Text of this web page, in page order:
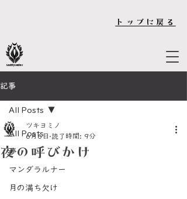
トップに戻る
記事
All Posts
夢
マンダラルナー
月の満ち欠け
All Posts
夜の呼びかけ
ツキヨミノ
6月6日 読了時間: 9分